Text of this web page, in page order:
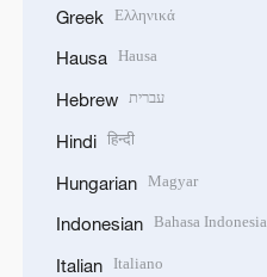
Greek Ελληνικά
Hausa Hausa
Hebrew עברית
Hindi हिन्दी
Hungarian Magyar
Indonesian Bahasa Indonesia
Italian Italiano